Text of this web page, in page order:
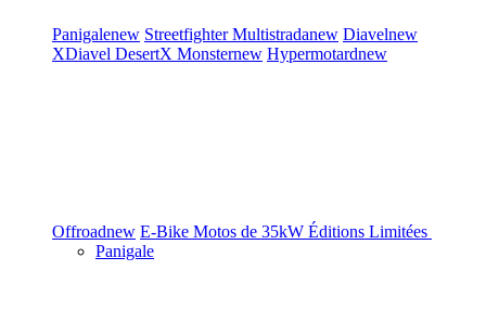
Panigalenew StreetfighterMultistradanew Diavelnew
XDiavel DesertX Monsternew Hypermotardnew
Offroadnew E-Bike Motos de 35kW Éditions Limitées
Panigale